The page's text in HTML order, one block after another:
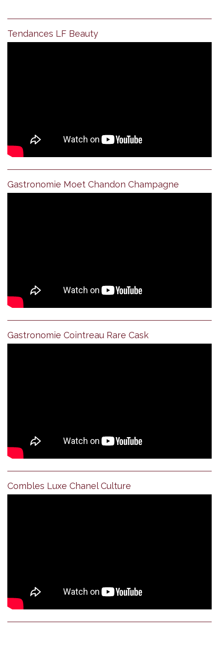
Tendances LF Beauty
Gastronomie Moet Chandon Champagne
Gastronomie Cointreau Rare Cask
Combles Luxe Chanel Culture